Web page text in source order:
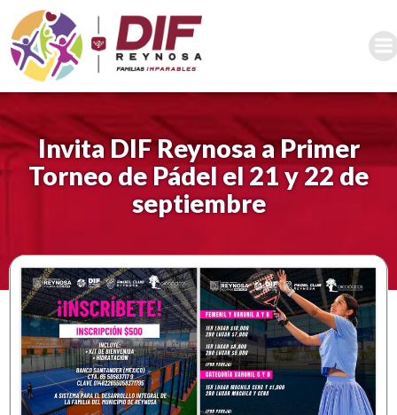
al
contenido
Invita DIF Reynosa a Primer
Torneo de Pádel el 21 y 22 de
septiembre